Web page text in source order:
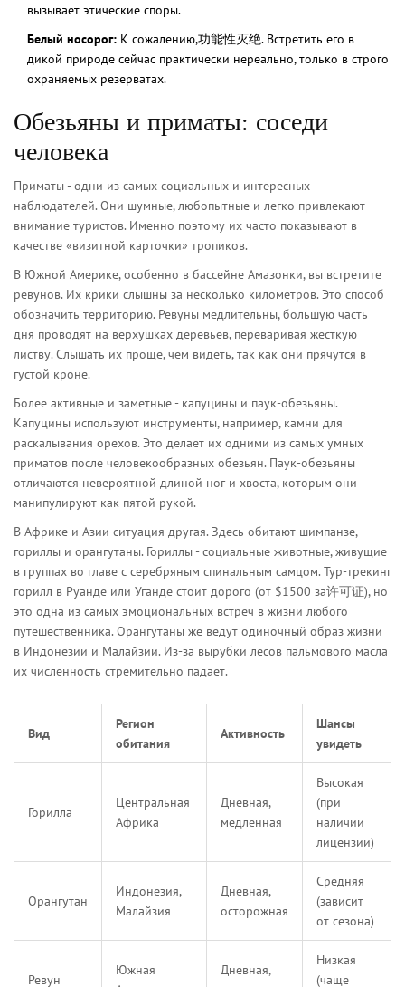
вызывает этические споры.
Белый носорог: К сожалению,功能性灭绝. Встретить его в
дикой природе сейчас практически нереально, только в строго
охраняемых резерватах.
Обезьяны и приматы: соседи
человека
Приматы - одни из самых социальных и интересных
наблюдателей. Они шумные, любопытные и легко привлекают
внимание туристов. Именно поэтому их часто показывают в
качестве «визитной карточки» тропиков.
В Южной Америке, особенно в бассейне Амазонки, вы встретите
ревунов. Их крики слышны за несколько километров. Это способ
обозначить территорию. Ревуны медлительны, большую часть
дня проводят на верхушках деревьев, переваривая жесткую
листву. Слышать их проще, чем видеть, так как они прячутся в
густой кроне.
Более активные и заметные - капуцины и паук-обезьяны.
Капуцины используют инструменты, например, камни для
раскалывания орехов. Это делает их одними из самых умных
приматов после человекообразных обезьян. Паук-обезьяны
отличаются невероятной длиной ног и хвоста, которым они
манипулируют как пятой рукой.
В Африке и Азии ситуация другая. Здесь обитают шимпанзе,
гориллы и орангутаны. Гориллы - социальные животные, живущие
в группах во главе с серебряным спинальным самцом. Тур-трекинг
горилл в Руанде или Уганде стоит дорого (от $1500 за许可证), но
это одна из самых эмоциональных встреч в жизни любого
путешественника. Орангутаны же ведут одиночный образ жизни
в Индонезии и Малайзии. Из-за вырубки лесов пальмового масла
их численность стремительно падает.
Вид
Регион
обитания
Активность
Шансы
увидеть
Горилла
Центральная
Африка
Дневная,
медленная
Высокая
(при
наличии
лицензии)
Орангутан
Индонезия,
Малайзия
Дневная,
осторожная
Средняя
(зависит
от сезона)
Ревун
Южная
Дневная,
Низкая
(чаще